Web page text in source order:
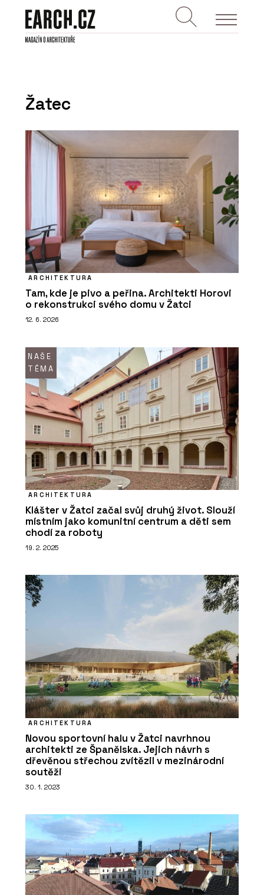
Žatec
ARCHITEKTURA
Tam, kde je pivo a peřina. Architekti Horovi
o rekonstrukci svého domu v Žatci
12. 6. 2026
NAŠE
TÉMA
ARCHITEKTURA
Klášter v Žatci začal svůj druhý život. Slouží
místním jako komunitní centrum a děti sem
chodí za roboty
19. 2. 2025
ARCHITEKTURA
Novou sportovní halu v Žatci navrhnou
architekti ze Španělska. Jejich návrh s
dřevěnou střechou zvítězil v mezinárodní
soutěži
30. 1. 2023